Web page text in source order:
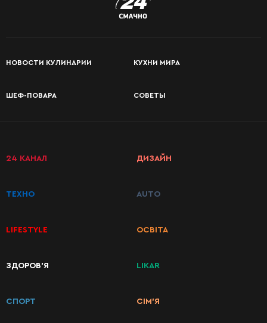
НОВОСТИ КУЛИНАРИИ КУХНИ МИРА
ШЕФ-ПОВАРА СОВЕТЫ
24 КАНАЛ
ТЕХНО
LIFESTYLE
ЗДОРОВ’Я
СПОРТ
ДИЗАЙН
AUTO
ОСВІТА
LIKAR
СІМ’Я